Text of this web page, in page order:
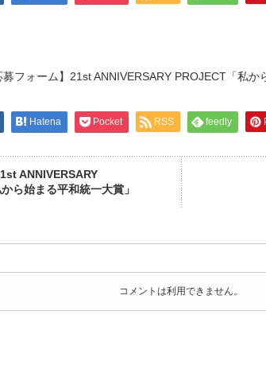
フォーム】21st ANNIVERSARY PROJECT「私か
Hatena Pocket RSS feedly
ANNIVERSARY
ら始まる平和統一大賞」
コメントは利用できません。